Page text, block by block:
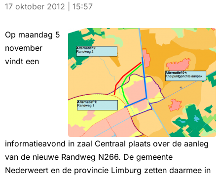
17 oktober 2012 | 15:57
Op maandag 5
november
vindt een
informatieavond in zaal Centraal plaats over de aanleg
van de nieuwe Randweg N266. De gemeente
Nederweert en de provincie Limburg zetten daarmee in